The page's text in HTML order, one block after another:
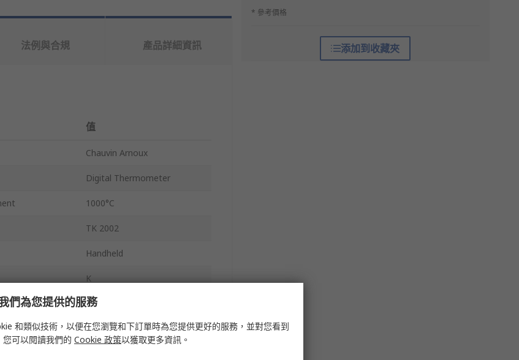
* 參考價格
添加到收藏夾
法例與合規 產品詳細資訊
值
Chauvin Arnoux
Digital Thermometer
1000°C
TK 2002
Handheld
K
±1.5 %
2
們為您提供的服務
和類似技術，以便在您瀏覽和下訂單時為您提供更好的服務，並對您看到
可以閱讀我們的 Cookie 政策以獲取更多資訊。